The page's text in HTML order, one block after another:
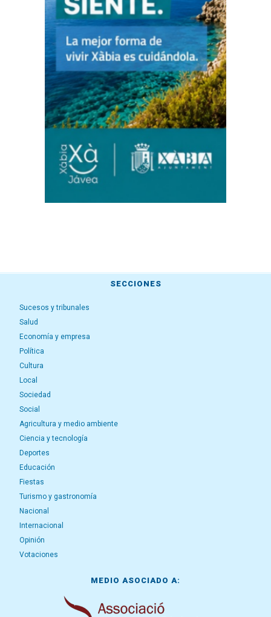
SECCIONES
Sucesos y tribunales
Salud
Economía y empresa
Política
Cultura
Local
Sociedad
Social
Agricultura y medio ambiente
Ciencia y tecnología
Deportes
Educación
Fiestas
Turismo y gastronomía
Nacional
Internacional
Opinión
Votaciones
MEDIO ASOCIADO A: